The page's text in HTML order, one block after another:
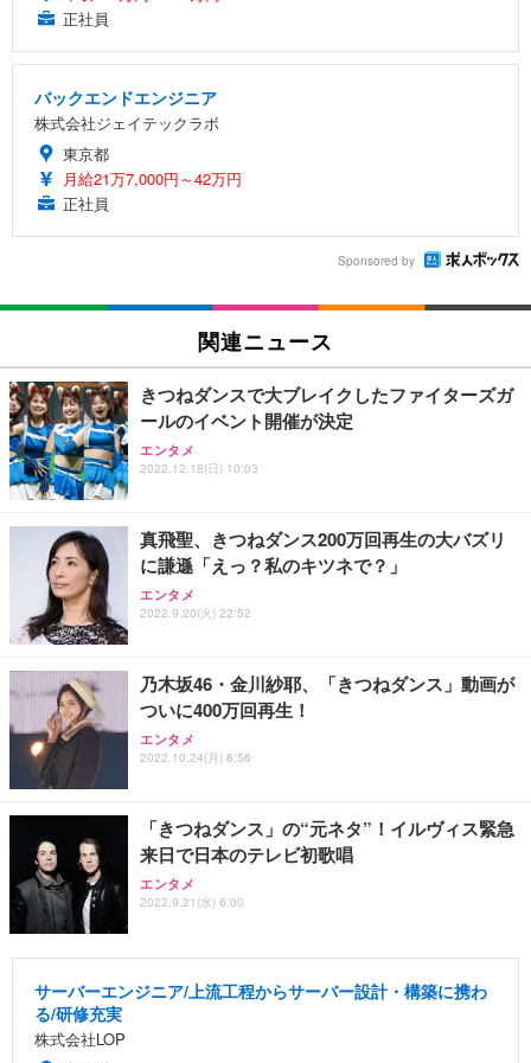
正社員
バックエンドエンジニア
株式会社ジェイテックラボ
東京都
月給21万7,000円～42万円
正社員
Sponsored by
関連ニュース
きつねダンスで大ブレイクしたファイターズガ
ールのイベント開催が決定
エンタメ
2022.12.18(日) 10:03
真飛聖、きつねダンス200万回再生の大バズリ
に謙遜「えっ？私のキツネで？」
エンタメ
2022.9.20(火) 22:52
乃木坂46・金川紗耶、「きつねダンス」動画が
ついに400万回再生！
エンタメ
2022.10.24(月) 8:56
「きつねダンス」の“元ネタ”！イルヴィス緊急
来日で日本のテレビ初歌唱
エンタメ
2022.9.21(水) 6:00
サーバーエンジニア/上流工程からサーバー設計・構築に携わ
る/研修充実
株式会社LOP